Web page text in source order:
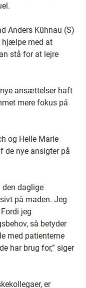
Anders Kühnau (S)
hjælpe med at
stå for at lejre
ansættelser haft
mere fokus på
og Helle Marie
de nye ansigter på
daglige
på maden. Jeg
jeg
så betyder
med patienterne
har brug for,” siger
er